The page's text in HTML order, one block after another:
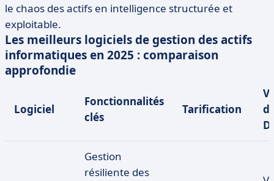
le chaos des actifs en intelligence structurée et
exploitable.
Les meilleurs logiciels de gestion des actifs
informatiques en 2025 : comparaison
approfondie
Logiciel
Fonctionnalités
clés
Tarification
Gestion
résiliente des